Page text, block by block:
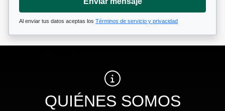
Al enviar tus datos aceptas los Términos de servicio y privacidad
QUIÉNES SOMOS